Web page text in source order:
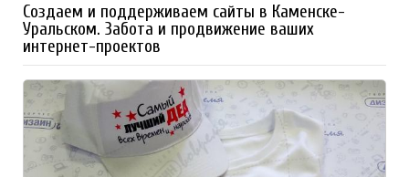
Создаем и поддерживаем сайты в Каменске-
Уральском. Забота и продвижение ваших
интернет-проектов